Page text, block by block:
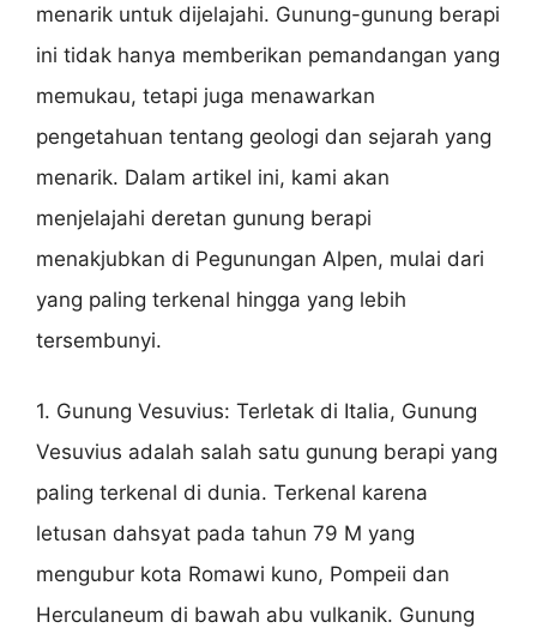
menarik untuk dijelajahi. Gunung-gunung berapi
ini tidak hanya memberikan pemandangan yang
memukau, tetapi juga menawarkan
pengetahuan tentang geologi dan sejarah yang
menarik. Dalam artikel ini, kami akan
menjelajahi deretan gunung berapi
menakjubkan di Pegunungan Alpen, mulai dari
yang paling terkenal hingga yang lebih
tersembunyi.
1. Gunung Vesuvius: Terletak di Italia, Gunung
Vesuvius adalah salah satu gunung berapi yang
paling terkenal di dunia. Terkenal karena
letusan dahsyat pada tahun 79 M yang
mengubur kota Romawi kuno, Pompeii dan
Herculaneum di bawah abu vulkanik. Gunung